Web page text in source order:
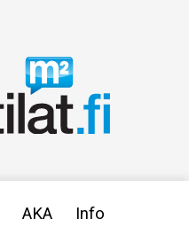
AKA Info